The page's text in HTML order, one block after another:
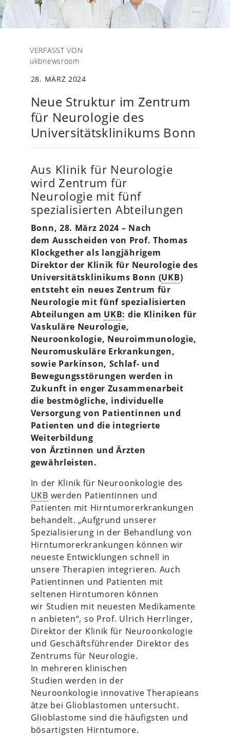
VERFASST VON
ukbnewsroom
28. MÄRZ 2024
Neue Struktur im Zentrum
für Neurologie des
Universitätsklinikums Bonn
Aus Klinik für Neurologie
wird Zentrum für
Neurologie mit fünf
spezialisierten Abteilungen
Bonn, 28. März 2024 – Nach
dem Ausscheiden von Prof. Thomas
Klockgether als langjährigem
Direktor der Klinik für Neurologie des
Universitätsklinikums Bonn (UKB)
entsteht ein neues Zentrum für
Neurologie mit fünf spezialisierten
Abteilungen am UKB: die Kliniken für
Vaskuläre Neurologie,
Neuroonkologie, Neuroimmunologie,
Neuromuskuläre Erkrankungen,
sowie Parkinson, Schlaf- und
Bewegungsstörungen werden in
Zukunft in enger Zusammenarbeit
die bestmögliche, individuelle
Versorgung von Patientinnen und
Patienten und die integrierte
Weiterbildung
von Ärztinnen und Ärzten
gewährleisten.
In der Klinik für Neuroonkologie des
UKB werden Patientinnen und
Patienten mit Hirntumorerkrankungen
behandelt. „Aufgrund unserer
Spezialisierung in der Behandlung von
Hirntumorerkrankungen können wir
neueste Entwicklungen schnell in
unsere Therapien integrieren. Auch
Patientinnen und Patienten mit
seltenen Hirntumoren können
wir Studien mit neuesten Medikamente
n anbieten“, so Prof. Ulrich Herrlinger,
Direktor der Klinik für Neuroonkologie
und Geschäftsführender Direktor des
Zentrums für Neurologie.
In mehreren klinischen
Studien werden in der
Neuroonkologie innovative Therapieans
ätze bei Glioblastomen untersucht.
Glioblastome sind die häufigsten und
bösartigsten Hirntumore.